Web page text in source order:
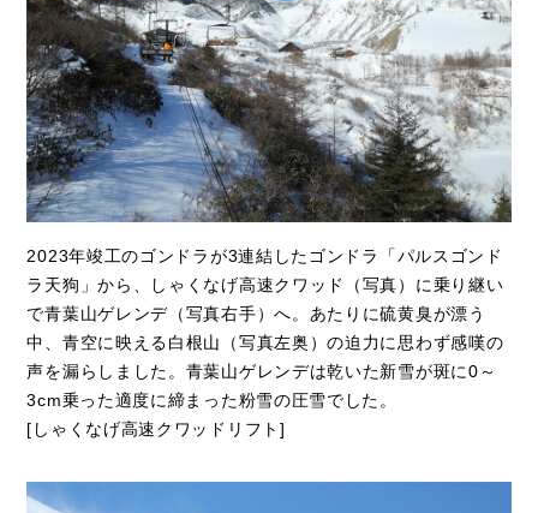
2023年竣工のゴンドラが3連結したゴンドラ「パルスゴンド
ラ天狗」から、しゃくなげ高速クワッド（写真）に乗り継い
で青葉山ゲレンデ（写真右手）へ。あたりに硫黄臭が漂う
中、青空に映える白根山（写真左奥）の迫力に思わず感嘆の
声を漏らしました。青葉山ゲレンデは乾いた新雪が斑に0～
3cm乗った適度に締まった粉雪の圧雪でした。
[しゃくなげ高速クワッドリフト]